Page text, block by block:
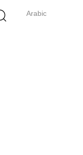
Arabic